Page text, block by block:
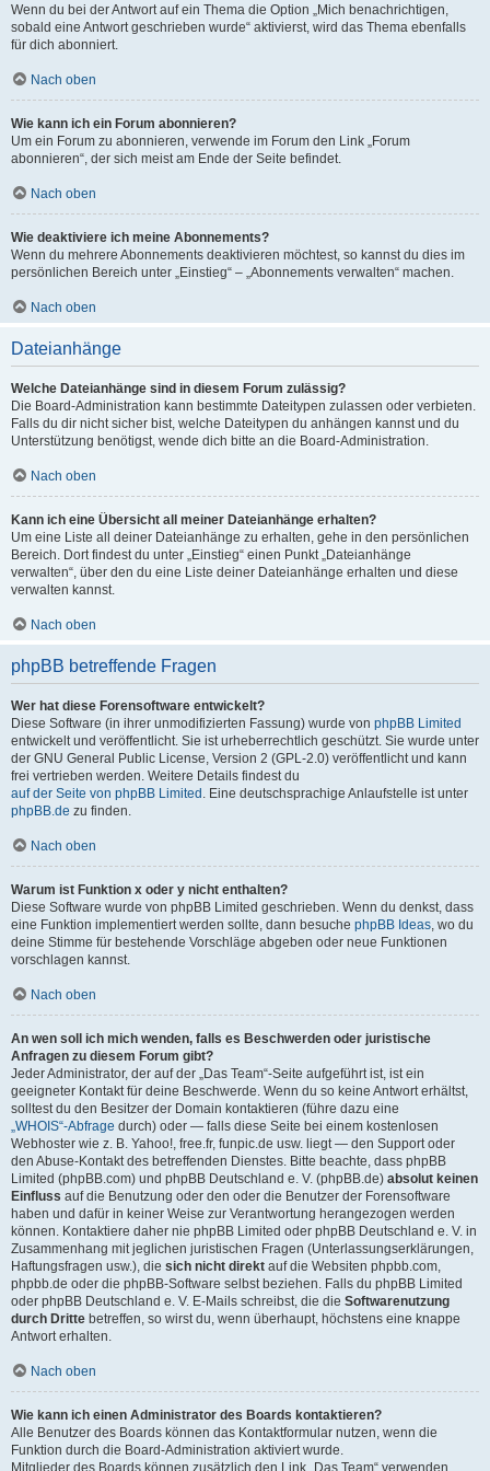
Wenn du bei der Antwort auf ein Thema die Option „Mich benachrichtigen,
sobald eine Antwort geschrieben wurde“ aktivierst, wird das Thema ebenfalls
für dich abonniert.
Nach oben
Wie kann ich ein Forum abonnieren?
Um ein Forum zu abonnieren, verwende im Forum den Link „Forum
abonnieren“, der sich meist am Ende der Seite befindet.
Nach oben
Wie deaktiviere ich meine Abonnements?
Wenn du mehrere Abonnements deaktivieren möchtest, so kannst du dies im
persönlichen Bereich unter „Einstieg“ – „Abonnements verwalten“ machen.
Nach oben
Dateianhänge
Welche Dateianhänge sind in diesem Forum zulässig?
Die Board-Administration kann bestimmte Dateitypen zulassen oder verbieten.
Falls du dir nicht sicher bist, welche Dateitypen du anhängen kannst und du
Unterstützung benötigst, wende dich bitte an die Board-Administration.
Nach oben
Kann ich eine Übersicht all meiner Dateianhänge erhalten?
Um eine Liste all deiner Dateianhänge zu erhalten, gehe in den persönlichen
Bereich. Dort findest du unter „Einstieg“ einen Punkt „Dateianhänge
verwalten“, über den du eine Liste deiner Dateianhänge erhalten und diese
verwalten kannst.
Nach oben
phpBB betreffende Fragen
Wer hat diese Forensoftware entwickelt?
Diese Software (in ihrer unmodifizierten Fassung) wurde von phpBB Limited
entwickelt und veröffentlicht. Sie ist urheberrechtlich geschützt. Sie wurde unter
der GNU General Public License, Version 2 (GPL-2.0) veröffentlicht und kann
frei vertrieben werden. Weitere Details findest du
auf der Seite von phpBB Limited . Eine deutschsprachige Anlaufstelle ist unter
phpBB.de zu finden.
Nach oben
Warum ist Funktion x oder y nicht enthalten?
Diese Software wurde von phpBB Limited geschrieben. Wenn du denkst, dass
eine Funktion implementiert werden sollte, dann besuche phpBB Ideas, wo du
deine Stimme für bestehende Vorschläge abgeben oder neue Funktionen
vorschlagen kannst.
Nach oben
An wen soll ich mich wenden, falls es Beschwerden oder juristische
Anfragen zu diesem Forum gibt?
Jeder Administrator, der auf der „Das Team“-Seite aufgeführt ist, ist ein
geeigneter Kontakt für deine Beschwerde. Wenn du so keine Antwort erhältst,
solltest du den Besitzer der Domain kontaktieren (führe dazu eine
„WHOIS“-Abfrage durch) oder — falls diese Seite bei einem kostenlosen
Webhoster wie z. B. Yahoo!, free.fr, funpic.de usw. liegt — den Support oder
den Abuse-Kontakt des betreffenden Dienstes. Bitte beachte, dass phpBB
Limited (phpBB.com) und phpBB Deutschland e. V. (phpBB.de) absolut keinen
Einfluss auf die Benutzung oder den oder die Benutzer der Forensoftware
haben und dafür in keiner Weise zur Verantwortung herangezogen werden
können. Kontaktiere daher nie phpBB Limited oder phpBB Deutschland e. V. in
Zusammenhang mit jeglichen juristischen Fragen (Unterlassungserklärungen,
Haftungsfragen usw.), die sich nicht direkt auf die Websiten phpbb.com,
phpbb.de oder die phpBB-Software selbst beziehen. Falls du phpBB Limited
oder phpBB Deutschland e. V. E-Mails schreibst, die die Softwarenutzung
durch Dritte betreffen, so wirst du, wenn überhaupt, höchstens eine knappe
Antwort erhalten.
Nach oben
Wie kann ich einen Administrator des Boards kontaktieren?
Alle Benutzer des Boards können das Kontaktformular nutzen, wenn die
Funktion durch die Board-Administration aktiviert wurde.
Mitglieder des Boards können zusätzlich den Link „Das Team“ verwenden.